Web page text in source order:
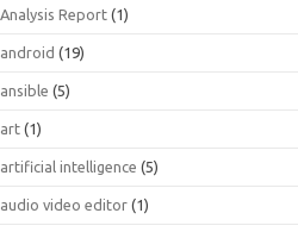
Analysis Report (1)
android (19)
ansible (5)
art (1)
artificial intelligence (5)
audio video editor (1)